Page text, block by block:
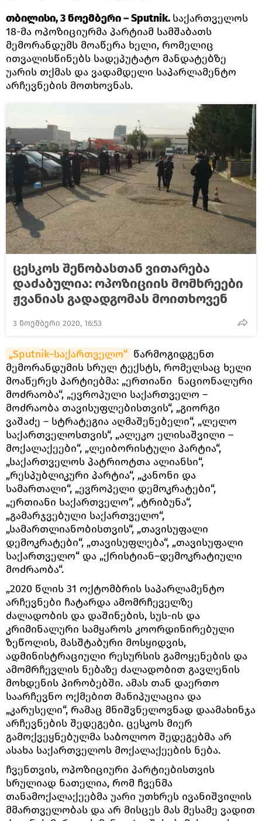
თბილისი, 3 ნოემბერი – Sputnik. საქართველოს
18-მა ოპოზიციურმა პარტიამ სამშაბათს
მემორანდუმს მოაწერა ხელი, რომელიც
ითვალისწინებს სადეპუტატო მანდატებზე
უარის თქმას და ვადამდელი საპარლამენტო
არჩევნების მოთხოვნას.
ცესკოს შენობასთან ვითარება
დაძაბულია: ოპოზიციის მომხრეები
ჟვანიას გადადგომას მოითხოვენ
3 ნოემბერი 2020, 16:53
„Sputnik–საქართველო“ წარმოგიდგენთ
მემორანდუმის სრულ ტექსტს, რომელსაც ხელი
მოაწერეს პარტიებმა: „ერთიანი ნაციონალური
მოძრაობა“, „ევროპული საქართველო –
მოძრაობა თავისუფლებისთვის“, „გიორგი
ვაშაძე – სტრატეგია აღმაშენებელი“, „ლელო
საქართველოსთვის“, „ალეკო ელისაშვილი –
მოქალაქეები“, „ლეიბორისტული პარტია“,
„საქართველოს პატრიოტთა ალიანსი“,
„რესპუბლიკური პარტია“, „კანონი და
სამართალი“, „ევროპელი დემოკრატები“,
„ერთიანი საქართველო“, „ტრიბუნა“,
„გამარჯვებული საქართველო“,
„სამართლიანობისთვის“, „თავისუფალი
დემოკრატები“, „თავისუფლება“, „თავისუფალი
საქართველო“ და „ქრისტიან–დემოკრატიული
მოძრაობა“.
„2020 წლის 31 ოქტომბრის საპარლამენტო
არჩევნები ჩატარდა ამომრჩეველზე
ძალადობის და დაშინების, სუს-ის და
კრიმინალური სამყაროს კოორდინირებული
ზეწოლის, მასშტაბური მოსყიდვის,
ადმინისტრაციული რესურსის გამოყენების და
ამომრჩევლის ნებაზე ძალადობით გავლენის
მოხდენის პირობებში. ამას თან დაერთო
საარჩევნო ოქმებით მანიპულაცია და
„კარუსელი“, რამაც მნიშვნელოვნად დაამახინჯა
არჩევნების შედეგები. ცესკოს მიერ
გამოქვეყნებულმა საბოლოო შედეგებმა არ
ასახა საქართველოს მოქალაქეების ნება.
ჩვენთვის, ოპოზიციური პარტიებისთვის
სრულიად ნათელია, რომ ჩვენმა
თანამოქალაქეებმა უარი უთხრეს ივანიშვილის
მმართველობას და არ მისცეს მას მესამე ვადით